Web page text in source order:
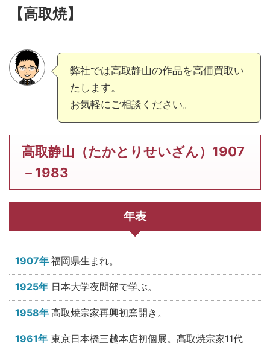
【高取焼】
弊社では高取静山の作品を高価買取い
たします。
お気軽にご相談ください。
高取静山（たかとりせいざん）1907
－1983
年表
1907年 福岡県生まれ。
1925年 日本大学夜間部で学ぶ。
1958年 高取焼宗家再興初窯開き。
1961年 東京日本橋三越本店初個展。髙取焼宗家11代